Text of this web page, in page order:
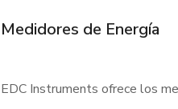
Medidores de Energía
EDC Instruments ofrece los